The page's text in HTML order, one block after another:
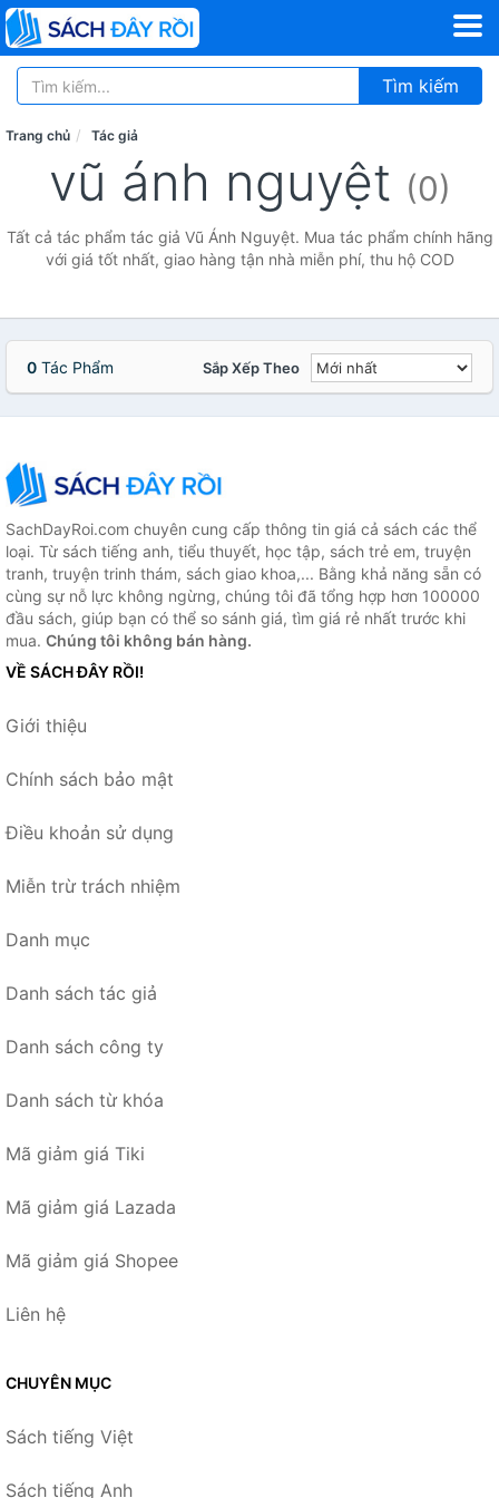
Tìm kiếm
Trang chủ Tác giả
vũ ánh nguyệt (0)
Tất cả tác phẩm tác giả Vũ Ánh Nguyệt. Mua tác phẩm chính hãng
với giá tốt nhất, giao hàng tận nhà miễn phí, thu hộ COD
0 Tác Phẩm Sắp Xếp Theo
SachDayRoi.com chuyên cung cấp thông tin giá cả sách các thể
loại. Từ sách tiếng anh, tiểu thuyết, học tập, sách trẻ em, truyện
tranh, truyện trinh thám, sách giao khoa,... Bằng khả năng sẵn có
cùng sự nỗ lực không ngừng, chúng tôi đã tổng hợp hơn 100000
đầu sách, giúp bạn có thể so sánh giá, tìm giá rẻ nhất trước khi
mua. Chúng tôi không bán hàng.
VỀ SÁCH ĐÂY RỒI!
Giới thiệu
Chính sách bảo mật
Điều khoản sử dụng
Miễn trừ trách nhiệm
Danh mục
Danh sách tác giả
Danh sách công ty
Danh sách từ khóa
Mã giảm giá Tiki
Mã giảm giá Lazada
Mã giảm giá Shopee
Liên hệ
CHUYÊN MỤC
Sách tiếng Việt
Sách tiếng Anh